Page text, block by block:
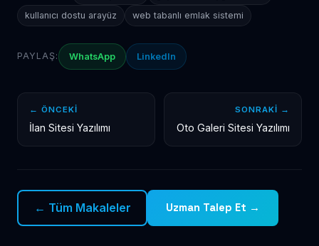
kullanıcı dostu arayüz
web tabanlı emlak sistemi
PAYLAŞ: WhatsApp LinkedIn
← ÖNCEKI
İlan Sitesi Yazılımı
SONRAKI →
Oto Galeri Sitesi Yazılımı
← Tüm Makaleler Uzman Talep Et →